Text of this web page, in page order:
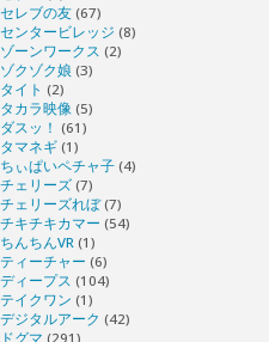
セレブの友 (67)
センタービレッジ (8)
ゾーンワークス (2)
ゾクゾク娘 (3)
タイト (2)
タカラ映像 (5)
ダスッ！ (61)
タマネギ (1)
ちぃぱいペチャ子 (4)
チェリーズ (7)
チェリーズれぼ(7)
チキチキカマー (54)
ちんちんVR (1)
ティーチャー (6)
ディープス (104)
テイクワン (1)
デジタルアーク (42)
ドグマ (291)